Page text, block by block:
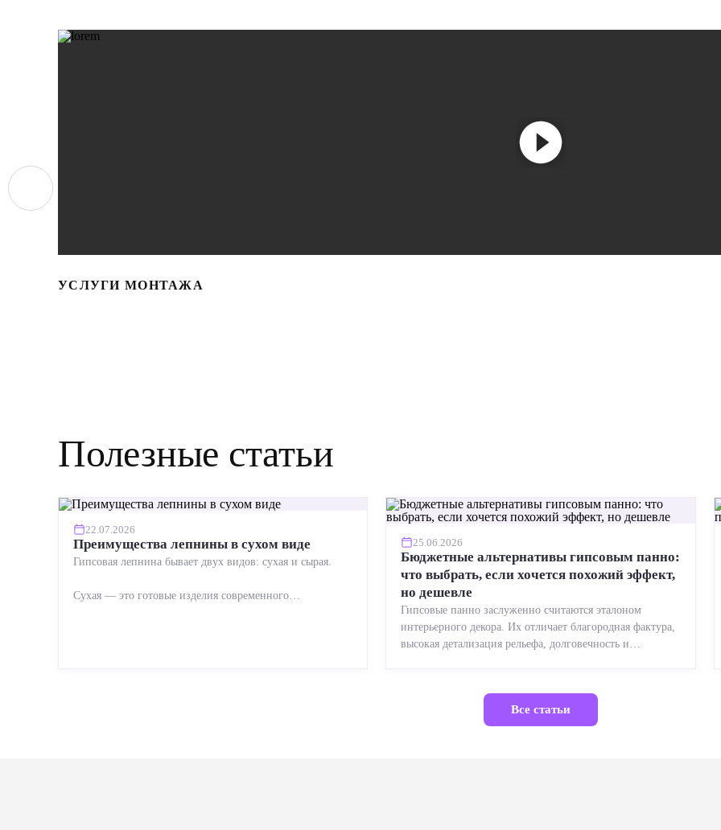
УСЛУГИ МОНТАЖА
Полезные статьи
22.07.2026
Преимущества лепнины в сухом виде
Гипсовая лепнина бывает двух видов: сухая и сырая.
Сухая — это готовые изделия современного
25.06.2026
Бюджетные альтернативы гипсовым панно:
что выбрать, если хочется похожий эффект,
но дешевле
Гипсовые панно заслуженно считаются эталоном
интерьерного декора. Их отличает благородная фактура,
высокая детализация рельефа, долговечность и
Все статьи